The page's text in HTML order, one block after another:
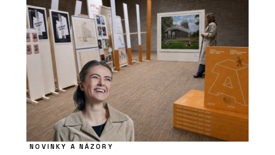
NOVINKY A NÁZORY